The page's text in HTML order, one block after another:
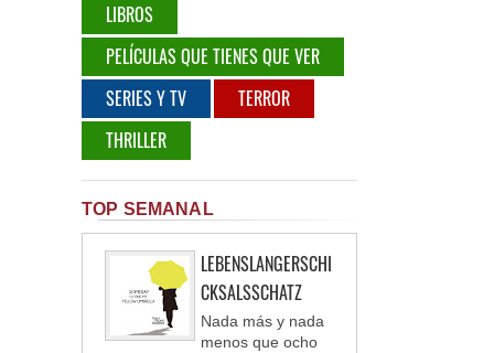
LIBROS
PELÍCULAS QUE TIENES QUE VER
SERIES Y TV
TERROR
THRILLER
TOP SEMANAL
LEBENSLANGERSCHI
CKSALSSCHATZ
Nada más y nada
menos que ocho